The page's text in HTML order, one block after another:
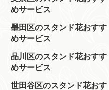
めサービス
墨田区のスタンド花おすす
めサービス
品川区のスタンド花おすす
めサービス
世田谷区のスタンド花おす